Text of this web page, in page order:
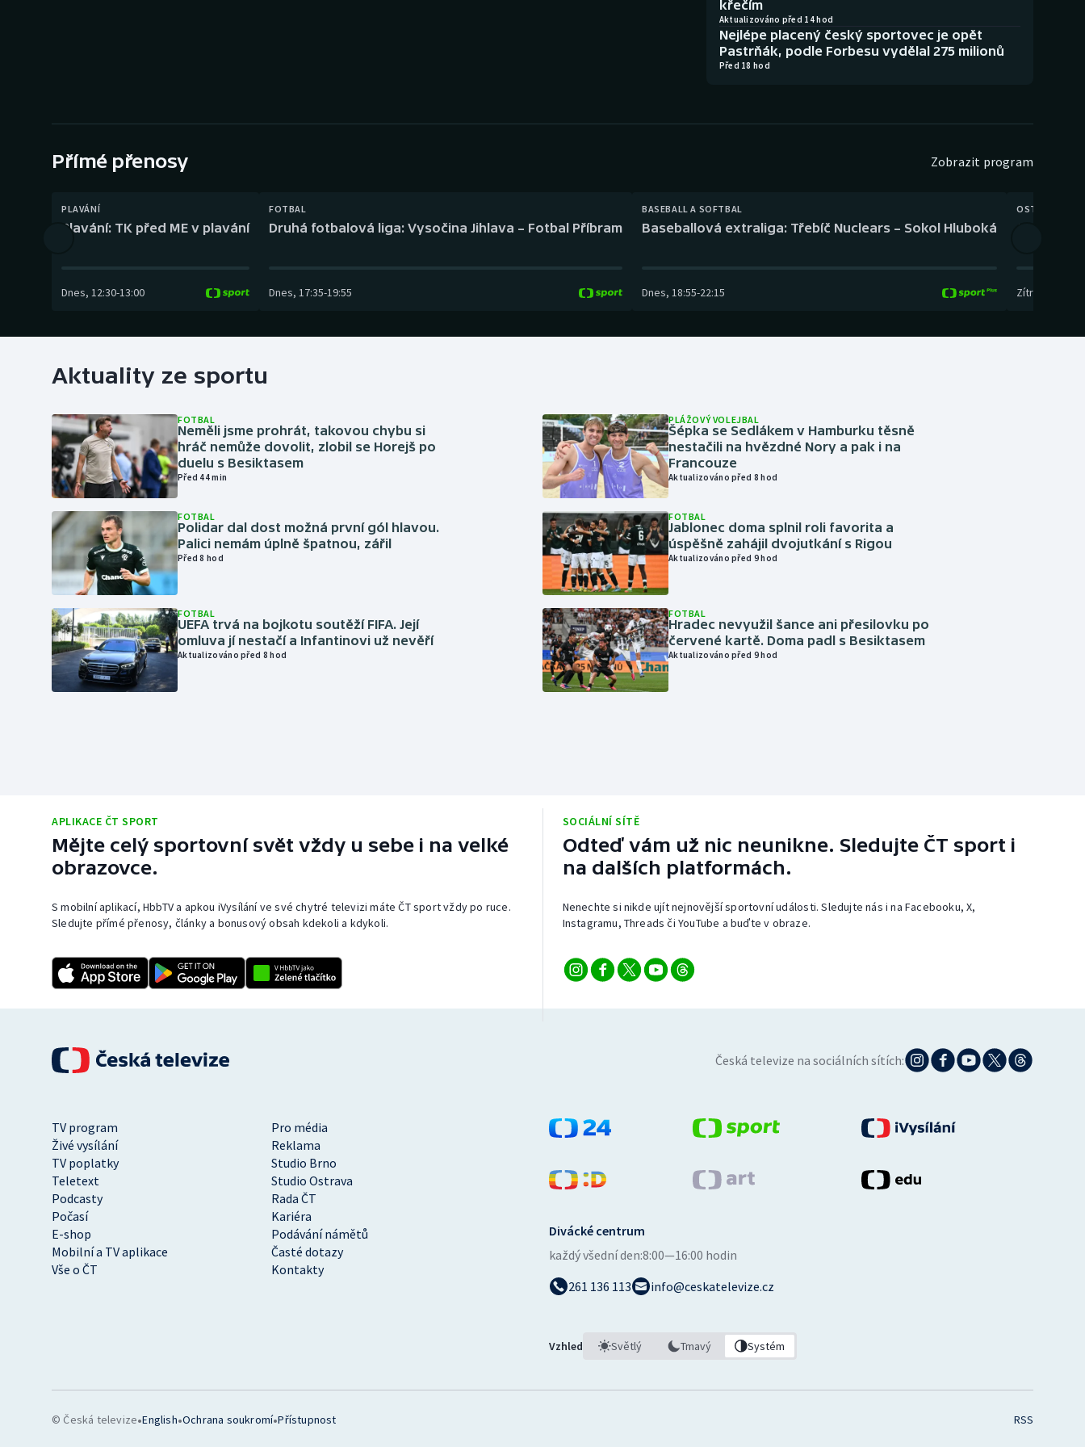
Futsal Parasport Volejbal
křečím
Aktualizováno před 14 hod
Nejlépe placený český sportovec je opět
Pastrňák, podle Forbesu vydělal 275 milionů
Před 18 hod
Přímé přenosy Zobrazit program
PLAVÁNÍ
Plavání: TK před ME v plavání
Dnes, 12:30-13:00
FOTBAL
Druhá fotbalová liga: Vysočina Jihlava – Fotbal Příbram
Dnes, 17:35-19:55
BASEBALL A SOFTBAL
Baseballová extraliga: Třebíč Nuclears – Sokol Hluboká
Dnes, 18:55-22:15
OSTATNÍ
Zítra
Aktuality ze sportu
FOTBAL
Neměli jsme prohrát, takovou chybu si
hráč nemůže dovolit, zlobil se Horejš po
duelu s Besiktasem
Před 44 min
FOTBAL
Polidar dal dost možná první gól hlavou.
Palici nemám úplně špatnou, zářil
Před 8 hod
FOTBAL
UEFA trvá na bojkotu soutěží FIFA. Její
omluva jí nestačí a Infantinovi už nevěří
Aktualizováno před 8 hod
PLÁŽOVÝ VOLEJBAL
Šépka se Sedlákem v Hamburku těsně
nestačili na hvězdné Nory a pak i na
Francouze
Aktualizováno před 8 hod
FOTBAL
Jablonec doma splnil roli favorita a
úspěšně zahájil dvojutkání s Rigou
Aktualizováno před 9 hod
FOTBAL
Hradec nevyužil šance ani přesilovku po
červené kartě. Doma padl s Besiktasem
Aktualizováno před 9 hod
APLIKACE ČT SPORT
Mějte celý sportovní svět vždy u sebe i na velké
obrazovce.
S mobilní aplikací, HbbTV a apkou iVysílání ve své chytré televizi máte ČT sport vždy po ruce.
Sledujte přímé přenosy, články a bonusový obsah kdekoli a kdykoli.
SOCIÁLNÍ SÍTĚ
Odteď vám už nic neunikne. Sledujte ČT sport i
na dalších platformách.
Nenechte si nikde ujít nejnovější sportovní události. Sledujte nás i na Facebooku, X,
Instagramu, Threads či YouTube a buďte v obraze.
Česká televize na sociálních sítích:
TV program
Pro média
Živé vysílání
Reklama
TV poplatky
Studio Brno
Teletext
Studio Ostrava
Podcasty
Rada ČT
Počasí
Kariéra
E-shop
Podávání námětů
Mobilní a TV aplikace
Časté dotazy
Vše o ČT
Kontakty
Divácké centrum
každý všední den:8:00—16:00 hodin
261 136 113
info@ceskatelevize.cz
Vzhled Světlý Tmavý Systém
© Česká televize•English•Ochrana soukromí•Přístupnost RSS